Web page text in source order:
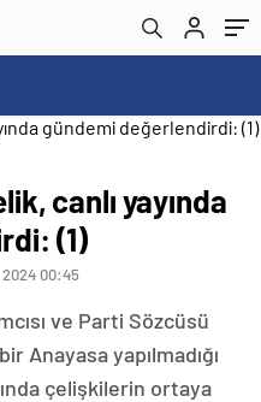
canlı yayında
(1)
00:45
ve Parti Sözcüsü
Anayasa yapılmadığı
çelişkilerin ortaya